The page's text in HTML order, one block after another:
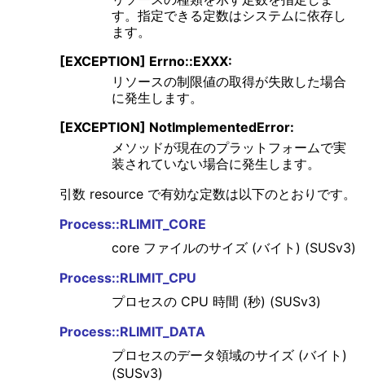
す。指定できる定数はシステムに依存し
ます。
[EXCEPTION] Errno::EXXX:
リソースの制限値の取得が失敗した場合
に発生します。
[EXCEPTION] NotImplementedError:
メソッドが現在のプラットフォームで実
装されていない場合に発生します。
引数 resource で有効な定数は以下のとおりです。
Process::RLIMIT_CORE
core ファイルのサイズ (バイト) (SUSv3)
Process::RLIMIT_CPU
プロセスの CPU 時間 (秒) (SUSv3)
Process::RLIMIT_DATA
プロセスのデータ領域のサイズ (バイト)
(SUSv3)